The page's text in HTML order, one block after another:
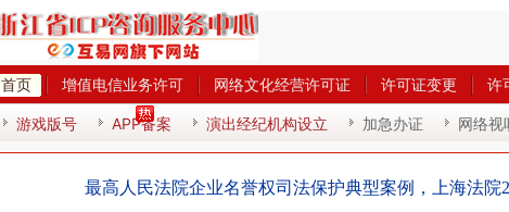
首页 增值电信业务许可 网络文化经营许可证 许可证变更 许
热
游戏版号 APP备案 演出经纪机构设立 加急办证 网络视
最高人民法院企业名誉权司法保护典型案例，上海法院